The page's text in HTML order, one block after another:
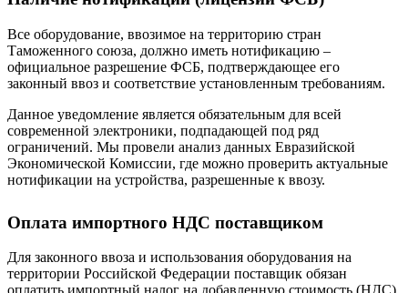
Все оборудование, ввозимое на территорию стран
Таможенного союза, должно иметь нотификацию –
официальное разрешение ФСБ, подтверждающее его
законный ввоз и соответствие установленным требованиям.
Данное уведомление является обязательным для всей
современной электроники, подпадающей под ряд
ограничений. Мы провели анализ данных Евразийской
Экономической Комиссии, где можно проверить актуальные
нотификации на устройства, разрешенные к ввозу.
Оплата импортного НДС поставщиком
Для законного ввоза и использования оборудования на
территории Российской Федерации поставщик обязан